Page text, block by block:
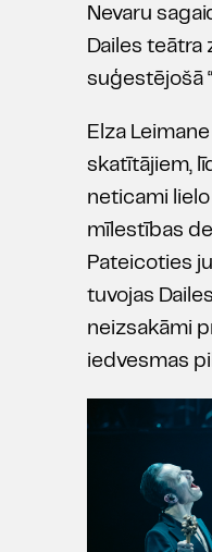
Nevaru
Dailes teātra
suģestējošā
Elza
skatītājiem,
neticami
mīlestības
Pateicoties
tuvojas
neizsakāmi
iedvesmas